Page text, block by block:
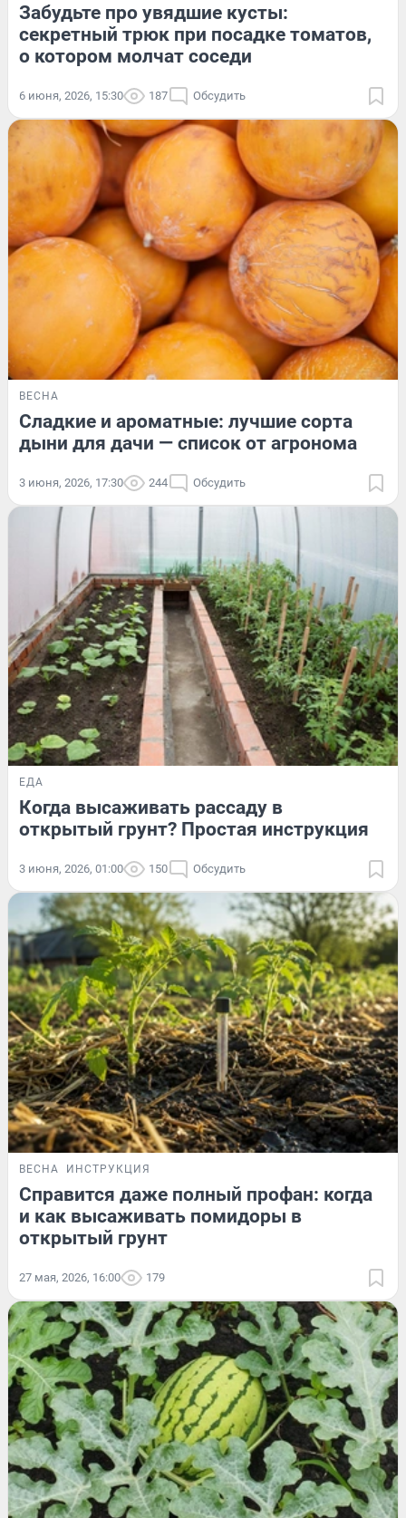
Забудьте про увядшие кусты:
секретный трюк при посадке томатов,
о котором молчат соседи
6 июня, 2026, 15:30 187 Обсудить
ВЕСНА
Сладкие и ароматные: лучшие сорта
дыни для дачи — список от агронома
3 июня, 2026, 17:30 244 Обсудить
ЕДА
Когда высаживать рассаду в
открытый грунт? Простая инструкция
3 июня, 2026, 01:00 150 Обсудить
ВЕСНА ИНСТРУКЦИЯ
Справится даже полный профан: когда
и как высаживать помидоры в
открытый грунт
27 мая, 2026, 16:00 179